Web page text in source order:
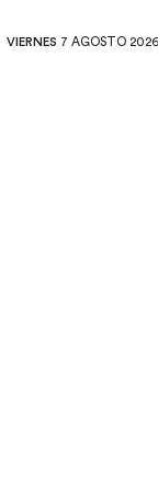
VIERNES 7 AGOSTO 2026